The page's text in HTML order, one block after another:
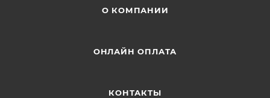
О КОМПАНИИ
ОНЛАЙН ОПЛАТА
КОНТАКТЫ